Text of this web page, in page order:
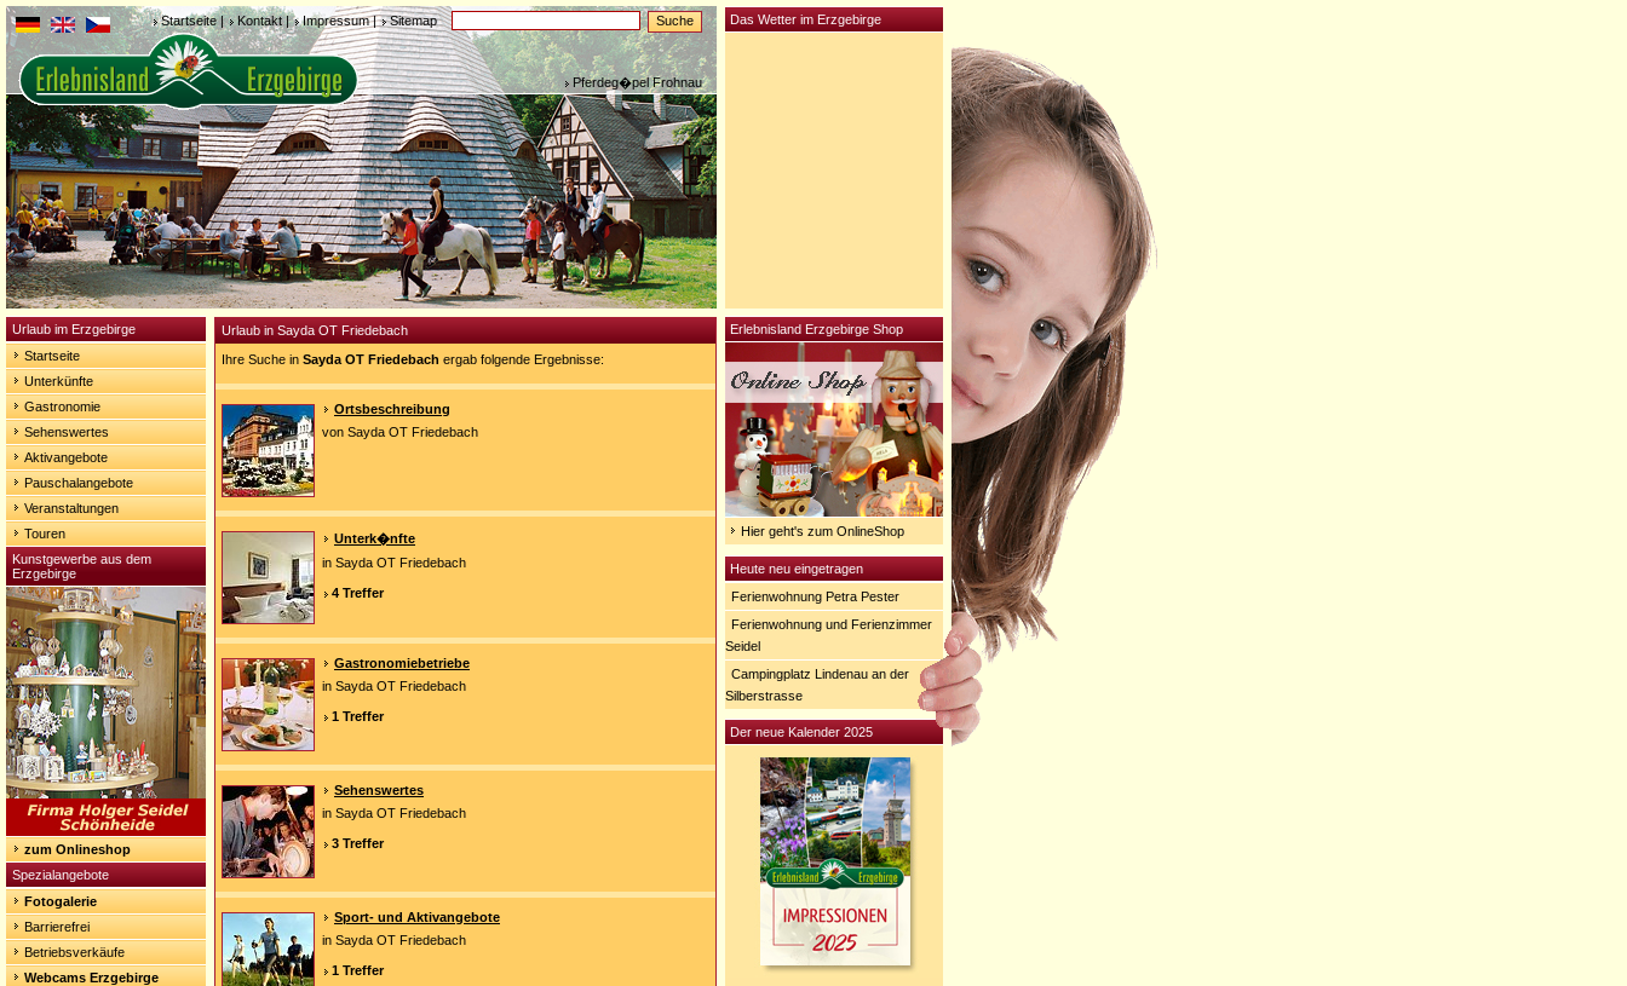
Startseite| Kontakt| Impressum| Sitemap
Pferdeg�pel Frohnau
Urlaub im Erzgebirge
Startseite
Unterkünfte
Gastronomie
Sehenswertes
Aktivangebote
Pauschalangebote
Veranstaltungen
Touren
Kunstgewerbe aus dem
Erzgebirge
zum Onlineshop
Spezialangebote
Fotogalerie
Barrierefrei
Betriebsverkäufe
Webcams Erzgebirge
Urlaub in Sayda OT Friedebach
Ihre Suche in Sayda OT Friedebach ergab folgende Ergebnisse:
Ortsbeschreibung
von Sayda OT Friedebach
Unterk�nfte
in Sayda OT Friedebach
4 Treffer
Gastronomiebetriebe
in Sayda OT Friedebach
1 Treffer
Sehenswertes
in Sayda OT Friedebach
3 Treffer
Sport- und Aktivangebote
in Sayda OT Friedebach
1 Treffer
Erlebnisland Erzgebirge Shop
Hier geht's zum OnlineShop
Heute neu eingetragen
Ferienwohnung Petra Pester
Ferienwohnung und Ferienzimmer
Seidel
Campingplatz Lindenau an der
Silberstrasse
Der neue Kalender 2025
Das Wetter im Erzgebirge